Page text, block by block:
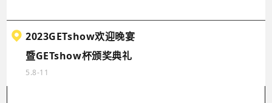
2023GETshow欢迎晚宴
暨GETshow杯颁奖典礼
5.8-11